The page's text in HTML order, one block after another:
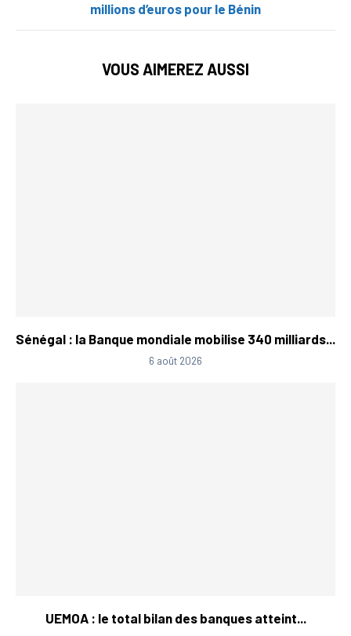
millions d’euros pour le Bénin
VOUS AIMEREZ AUSSI
Sénégal : la Banque mondiale mobilise 340 milliards...
6 août 2026
UEMOA : le total bilan des banques atteint...